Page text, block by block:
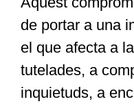
de portar a una
el que afecta a
tutelades, a
inquietuds, a